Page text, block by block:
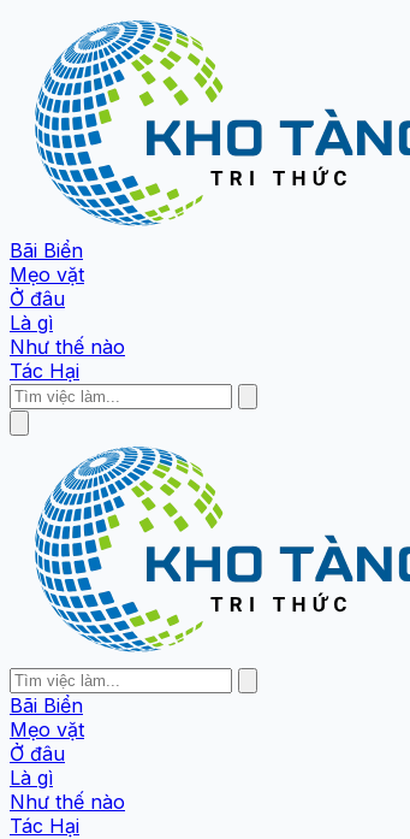
Bãi Biển
Mẹo vặt
Ở đâu
Là gì
Như thế nào
Tác Hại
Bãi Biển
Mẹo vặt
Ở đâu
Là gì
Như thế nào
Tác Hại